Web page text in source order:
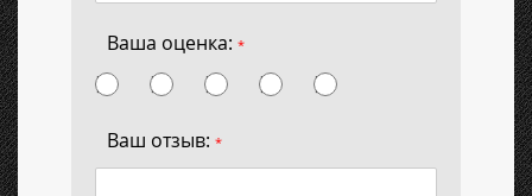
Ваша оценка: *
Ваш отзыв: *